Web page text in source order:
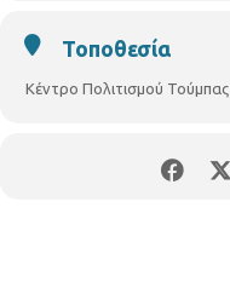
Τοποθεσία
Κέντρο Πολιτισμού Τούμπας